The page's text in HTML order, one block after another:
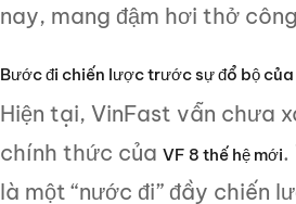
nay, mang đậm hơi thở
Bước đi chiến lược trước sự đổ bộ
Hiện tại, VinFast vẫn chưa
chính thức của VF 8 thế hệ mới.
là một “nước đi” đầy chiến